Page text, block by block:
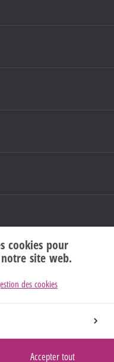
cookies pour
site web.
des cookies
Accepter tout